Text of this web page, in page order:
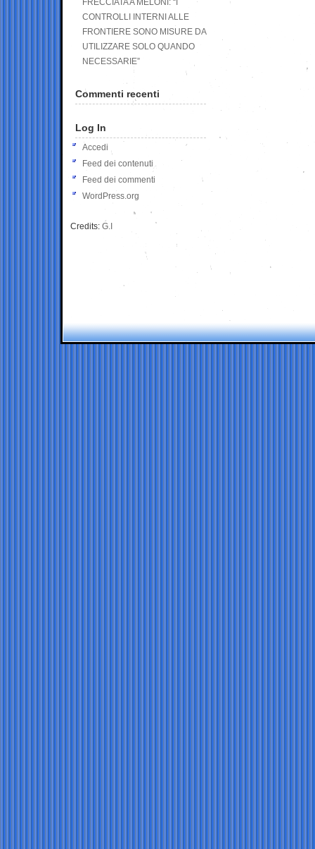
FRECCIATA A MELONI: “I
CONTROLLI INTERNI ALLE
FRONTIERE SONO MISURE DA
UTILIZZARE SOLO QUANDO
NECESSARIE”
Commenti recenti
Log In
Accedi
Feed dei contenuti
Feed dei commenti
WordPress.org
Credits: G.I